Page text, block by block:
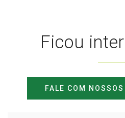
Ficou
FALE COM